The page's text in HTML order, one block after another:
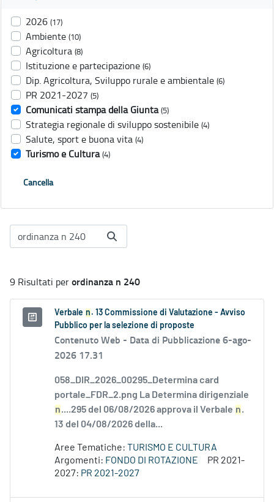
2026 (17)
Ambiente (10)
Agricoltura (8)
Istituzione e partecipazione (6)
Dip. Agricoltura, Sviluppo rurale e ambientale (6)
PR 2021-2027 (5)
Comunicati stampa della Giunta (5)
Strategia regionale di sviluppo sostenibile (4)
Salute, sport e buona vita (4)
Turismo e Cultura (4)
Cancella
9 Risultati perordinanza n 240
Verbale n . 13 Commissione di Valutazione - Avviso
Pubblico per la selezione di proposte
Contenuto Web - Data di Pubblicazione 6-ago-
2026 17.31
058_DIR_2026_00295_Determina card
portale_FDR_2.png La Determina dirigenziale
n....295 del 06/08/2026 approva il Verbale n.
13 del 04/08/2026 della...
Aree Tematiche: TURISMO E CULTURA
Argomenti: FONDO DI ROTAZIONE
PR 2021-
2027: PR 2021-2027